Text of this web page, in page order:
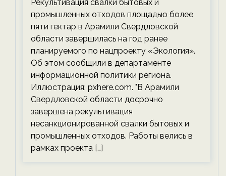
экологии на ECOportal
Рекультивация свалки бытовых и
промышленных отходов площадью более
пяти гектар в Арамили Свердловской
области завершилась на год ранее
планируемого по нацпроекту «Экология».
Об этом сообщили в департаменте
информационной политики региона.
Иллюстрация: pxhere.com. "В Арамили
Свердловской области досрочно
завершена рекультивация
несанкционированной свалки бытовых и
промышленных отходов. Работы велись в
рамках проекта […]